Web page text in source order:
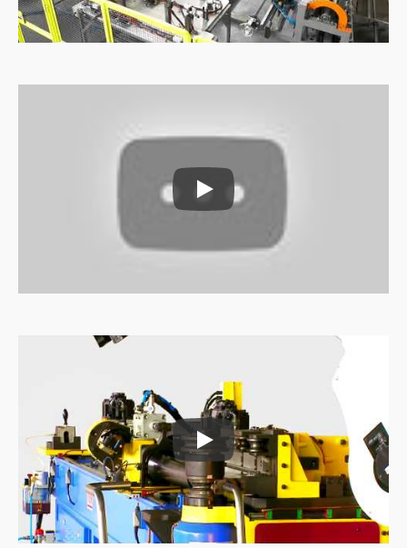
آلة تغذية الأنابيب
آلة تغذية الأنابيب